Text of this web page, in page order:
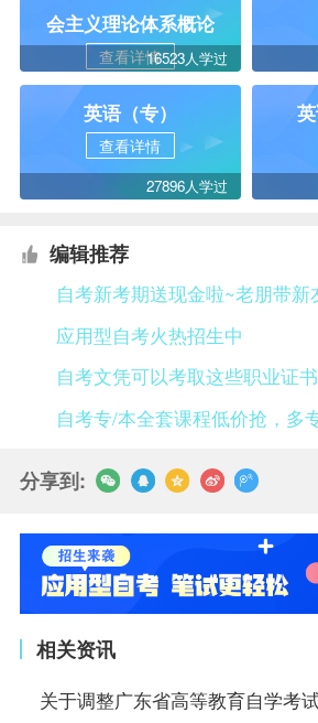
会主义理论体系概论
查看详情16523人学过
英语（专）
查看详情
27896人学过
编辑推荐
自考新考期送现金啦~老朋带新
应用型自考火热招生中
自考文凭可以考取这些职业证书
自考专/本全套课程低价抢，多
分享到:
相关资讯